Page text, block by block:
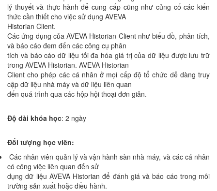
lý thuyết và thực hành để cung cấp cũng như củng cố các kiến
thức cần thiết cho việc sử dụng AVEVA
Historian Client.
Các ứng dụng của AVEVA Historian Client như biểu đồ, phân tích,
và báo cáo đem đến các công cụ phân
tích và báo cáo dữ liệu tối đa hóa giá trị của dữ liệu được lưu trữ
trong AVEVA Historian. AVEVA Historian
Client cho phép các cá nhân ở mọi cấp độ tổ chức dễ dàng truy
cập dữ liệu nhà máy và dữ liệu liên quan
đến quá trình qua các hộp hội thoại đơn giản.
Độ dài khóa học: 2 ngày
Đối tượng học viên:
Các nhân viên quản lý và vận hành sàn nhà máy, và các cá nhân
có công việc liên quan đến sử
dụng dữ liệu AVEVA Historian để đánh giá và báo cáo trong môi
trường sản xuất hoặc điều hành.